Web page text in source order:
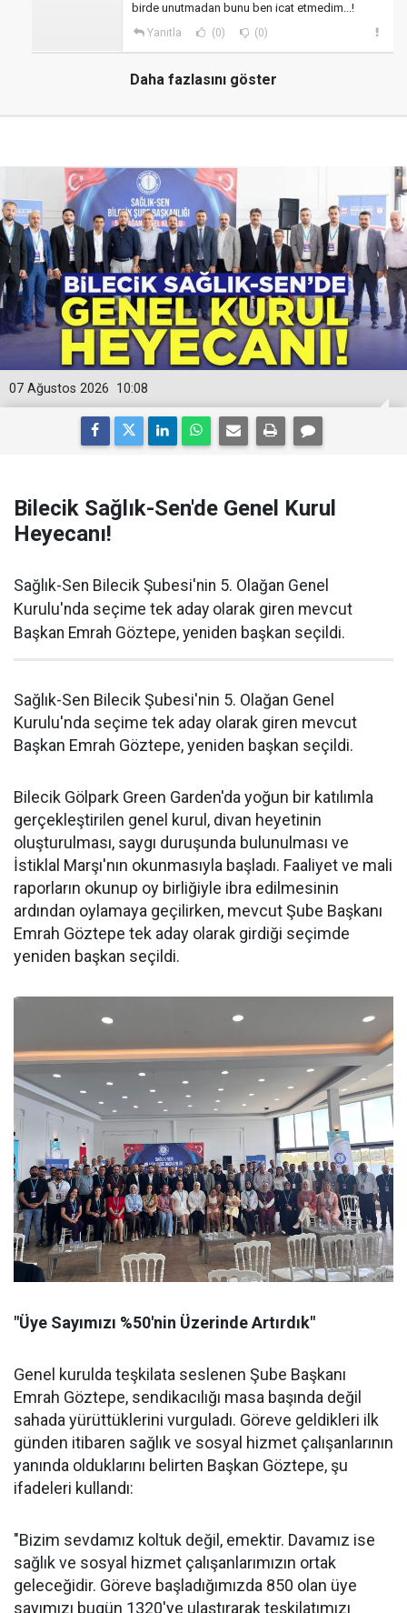
birde unutmadan bunu ben icat etmedim...!
Yanıtla (0) (0)
Daha fazlasını göster
10:08
07 Ağustos 2026
Bilecik Sağlık-Sen'de Genel Kurul
Heyecanı!
Sağlık-Sen Bilecik Şubesi'nin 5. Olağan Genel
Kurulu'nda seçime tek aday olarak giren mevcut
Başkan Emrah Göztepe, yeniden başkan seçildi.
Sağlık-Sen Bilecik Şubesi'nin 5. Olağan Genel
Kurulu'nda seçime tek aday olarak giren mevcut
Başkan Emrah Göztepe, yeniden başkan seçildi.
Bilecik Gölpark Green Garden'da yoğun bir katılımla
gerçekleştirilen genel kurul, divan heyetinin
oluşturulması, saygı duruşunda bulunulması ve
İstiklal Marşı'nın okunmasıyla başladı. Faaliyet ve mali
raporların okunup oy birliğiyle ibra edilmesinin
ardından oylamaya geçilirken, mevcut Şube Başkanı
Emrah Göztepe tek aday olarak girdiği seçimde
yeniden başkan seçildi.
"Üye Sayımızı %50'nin Üzerinde Artırdık"
Genel kurulda teşkilata seslenen Şube Başkanı
Emrah Göztepe, sendikacılığı masa başında değil
sahada yürüttüklerini vurguladı. Göreve geldikleri ilk
günden itibaren sağlık ve sosyal hizmet çalışanlarının
yanında olduklarını belirten Başkan Göztepe, şu
ifadeleri kullandı:
"Bizim sevdamız koltuk değil, emektir. Davamız ise
sağlık ve sosyal hizmet çalışanlarımızın ortak
geleceğidir. Göreve başladığımızda 850 olan üye
sayımızı bugün 1320'ye ulaştırarak teşkilatımızı